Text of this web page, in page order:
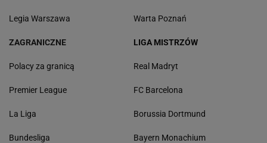
Legia Warszawa Warta Poznań
ZAGRANICZNE
Polacy za granicą
Premier League
La Liga
Bundesliga
LIGA MISTRZÓW
Real Madryt
FC Barcelona
Borussia Dortmund
Bayern Monachium